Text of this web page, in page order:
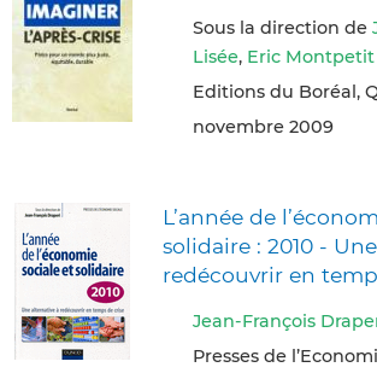
Sous la direction de
Lisée, Eric Montpetit
Editions du Boréal,
novembre 2009
L’année de
solidaire : 2010 -
redécouvrir en
Jean-François
Presses de